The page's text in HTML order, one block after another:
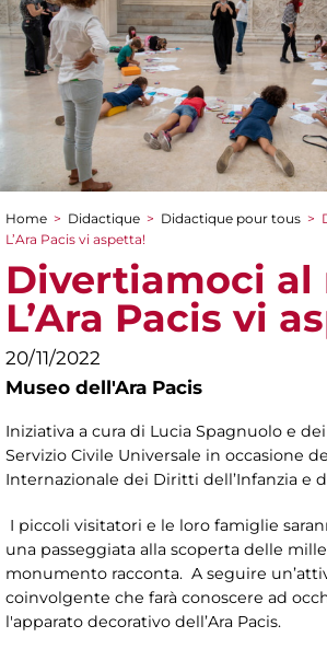
You are here
Home > Didactique > Didactique pour tous >
L’Ara Pacis vi aspetta!
Divertiamoci al
L’Ara Pacis vi
20/11/2022
Museo dell'Ara Pacis
Iniziativa a cura di Lucia Spagnuolo e
Servizio Civile Universale in occasione
Internazionale dei Diritti dell’Infanzia e
I piccoli visitatori e le loro famiglie
una passeggiata alla scoperta delle
monumento racconta. A seguire
coinvolgente che farà conoscere ad
l'apparato decorativo dell’Ara Pacis.